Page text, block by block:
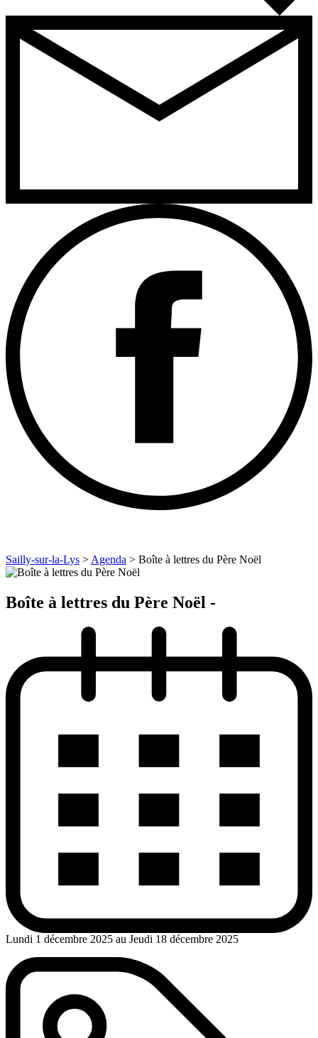
Sailly-sur-la-Lys > Agenda > Boîte à lettres du Père Noël
Boîte à lettres du Père Noël -
Lundi 1 décembre 2025 au Jeudi 18 décembre 2025